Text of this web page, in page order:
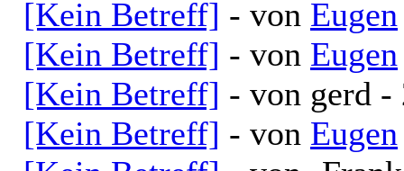
[Kein Betreff] - von Eugen
[Kein Betreff] - von Eugen
[Kein Betreff] - von gerd -
[Kein Betreff] - von Eugen